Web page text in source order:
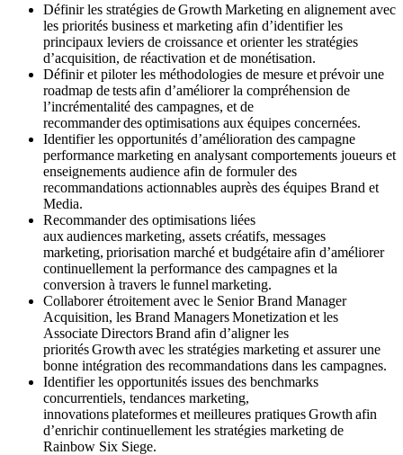
Définir les stratégies de Growth Marketing en alignement avec
les priorités business et marketing afin d’identifier les
principaux leviers de croissance et orienter les stratégies
d’acquisition, de réactivation et de monétisation.
Définir et piloter les méthodologies de mesure et prévoir une
roadmap de tests afin d’améliorer la compréhension de
l’incrémentalité des campagnes, et de
recommander des optimisations aux équipes concernées.
Identifier les opportunités d’amélioration des campagne
performance marketing en analysant comportements joueurs et
enseignements audience afin de formuler des
recommandations actionnables auprès des équipes Brand et
Media.
Recommander des optimisations liées
aux audiences marketing, assets créatifs, messages
marketing, priorisation marché et budgétaire afin d’améliorer
continuellement la performance des campagnes et la
conversion à travers le funnel marketing.
Collaborer étroitement avec le Senior Brand Manager
Acquisition, les Brand Managers Monetization et les
Associate Directors Brand afin d’aligner les
priorités Growth avec les stratégies marketing et assurer une
bonne intégration des recommandations dans les campagnes.
Identifier les opportunités issues des benchmarks
concurrentiels, tendances marketing,
innovations plateformes et meilleures pratiques Growth afin
d’enrichir continuellement les stratégies marketing de
Rainbow Six Siege.